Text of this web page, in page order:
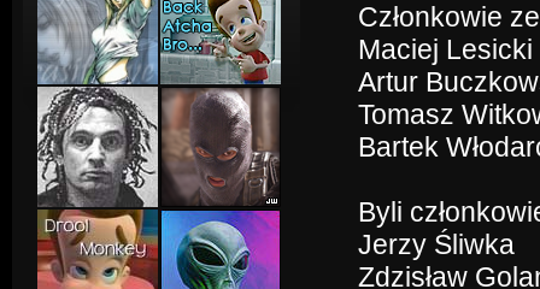
Członkowie
Maciej
Artur
Tomasz
Bartek
Byli
Jerzy Śliwka
Zdzisław